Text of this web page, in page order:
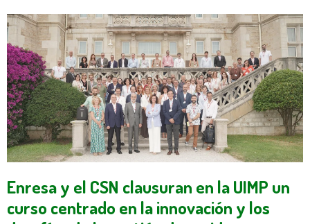
Enresa y el CSN clausuran en la UIMP un
curso centrado en la innovación y los